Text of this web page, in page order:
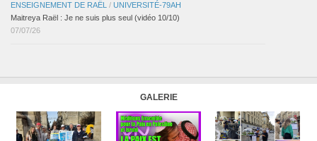
ENSEIGNEMENT DE RAËL / UNIVERSITÉ-79AH
Maitreya Raël : Je ne suis plus seul (vidéo 10/10)
07/07/26
GALERIE